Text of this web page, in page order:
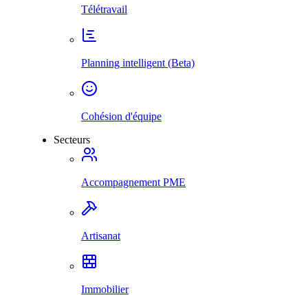
Télétravail
Planning intelligent (Beta)
Cohésion d'équipe
Secteurs
Accompagnement PME
Artisanat
Immobilier